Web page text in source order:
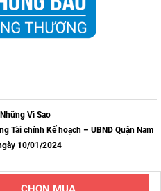
Vì Sao
Tài chính Kế hoạch – UBND Quận Nam
10/01/2024